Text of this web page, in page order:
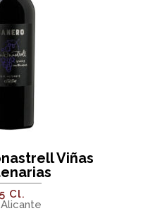
Viñas
Cl.
Alicante